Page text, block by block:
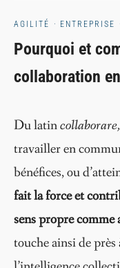
AGILITÉ · ENTREPRISE
Pourquoi et
collaboration
Du latincollaborare,
travailler en
bénéfices, ou
fait la force et
sens propre comme
touche ainsi de